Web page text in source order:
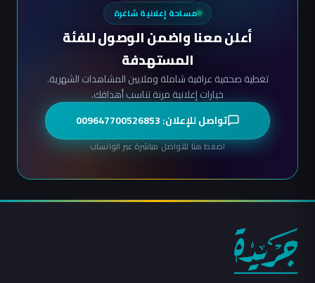
مساحة إعلانية شاغرة
أعلن معنا واضمن الوصول للفئة
المستهدفة
تغطية صحفية عراقية شاملة وملايين المشاهدات الشهرية.
خيارات إعلانية مرنة تناسب أهدافك.
تواصل للإعلان: 009647700526853
اضغط هنا للتواصل مباشرة عبر الواتساب